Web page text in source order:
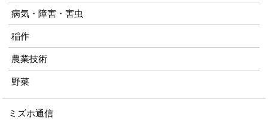
病気・障害・害虫
稲作
農業技術
野菜
ミズホ通信